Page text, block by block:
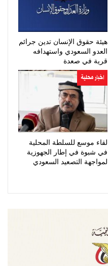
هيئة حقوق الإنسان تدين جرائم
العدو السعودي واستهدافه
قرية في صعدة
اخبار محلية
لقاء موسع للسلطة المحلية
في شبوة في إطار الجهوزية
لمواجهة التصعيد السعودي